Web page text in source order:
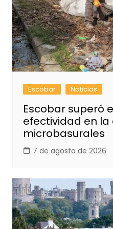
Escobar Noticias
Escobar superó
efectividad en
microbasurales
7 de agosto de 2026